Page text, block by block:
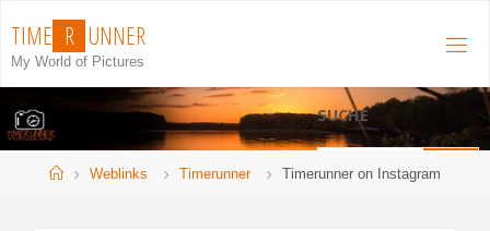
Inhalt
springen
TIME R UNNER
My World of Pictures
SUCHE
StartWeblinks Timerunner Timerunner on Instagram